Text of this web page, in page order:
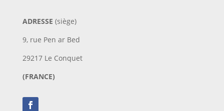
ADRESSE (siège)
9, rue Pen ar Bed
29217 Le Conquet
(FRANCE)